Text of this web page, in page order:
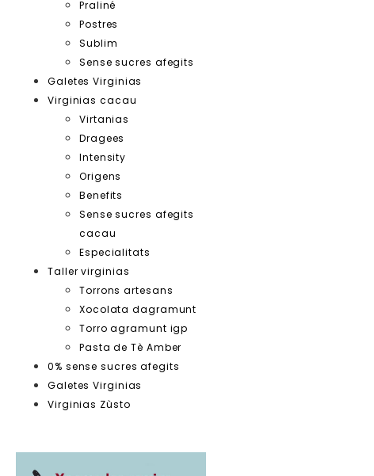
Praliné
Postres
Sublim
Sense sucres afegits
Galetes Virginias
Virginias cacau
Virtanias
Dragees
Intensity
Origens
Benefits
Sense sucres afegits
cacau
Especialitats
Taller virginias
Torrons artesans
Xocolata dagramunt
Torro agramunt igp
Pasta de Tè Amber
0% sense sucres afegits
Galetes Virginias
Virginias Zùsto